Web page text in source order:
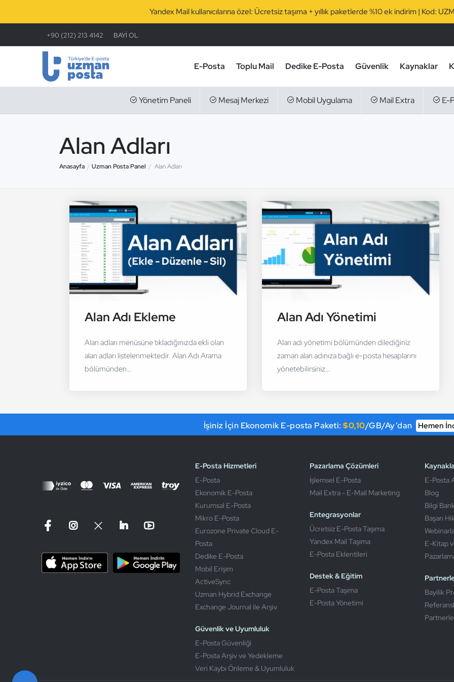
Yandex Mail kullanıcılarına özel: Ücretsiz taşıma + yıllık paketlerde %10 ek indirim | Kod:
+90 (212) 213 4142 BAYİ OL
E-Posta Toplu Mail Dedike E-Posta Güvenlik Kaynaklar
Yönetim Paneli Mesaj Merkezi Mobil Uygulama Mail Extra E-
Alan Adları
Anasayfa Uzman Posta Panel Alan Adları
Alan Adı Ekleme
Alan adları menüsüne tıkladığınızda ekli olan
alan adları listelenmektedir. Alan Adı Arama
bölümünden…
Alan Adı Yönetimi
Alan adı yönetimi bölümünden dilediğiniz
zaman alan adınıza bağlı e-posta hesaplarını
yönetebilirsiniz…
İşiniz İçin Ekonomik E-posta Paketi: $0,10/GB/Ay’dan Hemen
E-Posta Hizmetleri
E-Posta
Ekonomik E-Posta
Kurumsal E-Posta
Mikro E-Posta
Eurozone Private Cloud E-
Posta
Dedike E-Posta
Mobil Erişim
ActiveSync
Uzman Hybrid Exchange
Exchange Journal ile Arşiv
Güvenlik ve Uyumluluk
E-Posta Güvenliği
E-Posta Arşiv ve Yedekleme
Veri Kaybı Önleme & Uyumluluk
Pazarlama Çözümleri
İşlemsel E-Posta
Mail Extra - E-Mail Marketing
Entegrasyonlar
Ücretsiz E-Posta Taşıma
Yandex Mail Taşıma
E-Posta Eklentileri
Destek & Eğitim
E-Posta Taşıma
E-Posta Yönetimi
E-Posta
Blog
Bilgi
Başarı
E-Kitap
Bayilik